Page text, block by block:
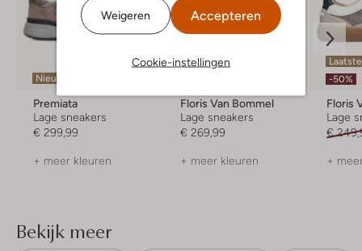
Weigeren Accepteren
Cookie-instellingen
Nieuw
Premiata
Lage sneakers
€ 299,99
+ meer kleuren
Floris Van Bommel
Lage sneakers
€ 269,99
+ meer kleuren
-50%
Floris
Lage
€
+
Bekijk meer